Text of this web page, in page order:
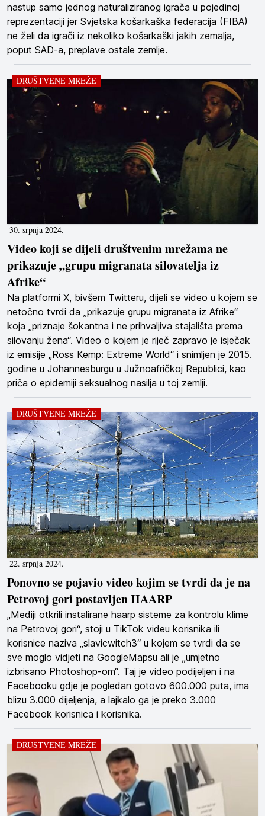
nastup samo jednog naturaliziranog igrača u pojedinoj
reprezentaciji jer Svjetska košarkaška federacija (FIBA)
ne želi da igrači iz nekoliko košarkaški jakih zemalja,
poput SAD-a, preplave ostale zemlje.
30. srpnja 2024.
DRUŠTVENE MREŽE
Video koji se dijeli društvenim mrežama ne
prikazuje „grupu migranata silovatelja iz
Afrike“
Na platformi X, bivšem Twitteru, dijeli se video u kojem se
netočno tvrdi da „prikazuje grupu migranata iz Afrike“
koja „priznaje šokantna i ne prihvaljiva stajališta prema
silovanju žena“. Video o kojem je riječ zapravo je isječak
iz emisije „Ross Kemp: Extreme World“ i snimljen je 2015.
godine u Johannesburgu u Južnoafričkoj Republici, kao
priča o epidemiji seksualnog nasilja u toj zemlji.
22. srpnja 2024.
DRUŠTVENE MREŽE
Ponovno se pojavio video kojim se tvrdi da je na
Petrovoj gori postavljen HAARP
„Mediji otkrili instalirane haarp sisteme za kontrolu klime
na Petrovoj gori“, stoji u TikTok videu korisnika ili
korisnice naziva „slavicwitch3“ u kojem se tvrdi da se
sve moglo vidjeti na GoogleMapsu ali je „umjetno
izbrisano Photoshop-om“. Taj je video podijeljen i na
Facebooku gdje je pogledan gotovo 600.000 puta, ima
blizu 3.000 dijeljenja, a lajkalo ga je preko 3.000
Facebook korisnica i korisnika.
DRUŠTVENE MREŽE